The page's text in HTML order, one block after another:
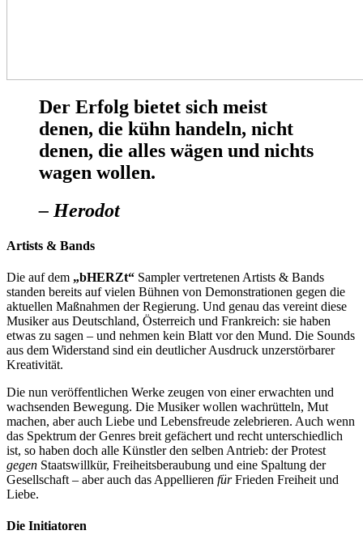
Der Erfolg bietet sich meist
denen, die kühn handeln, nicht
denen, die alles wägen und nichts
wagen wollen.
– Herodot
Artists & Bands
Die auf dem „bHERZt“ Sampler vertretenen Artists & Bands
standen bereits auf vielen Bühnen von Demonstrationen gegen die
aktuellen Maßnahmen der Regierung. Und genau das vereint diese
Musiker aus Deutschland, Österreich und Frankreich: sie haben
etwas zu sagen – und nehmen kein Blatt vor den Mund. Die Sounds
aus dem Widerstand sind ein deutlicher Ausdruck unzerstörbarer
Kreativität.
Die nun veröffentlichen Werke zeugen von einer erwachten und
wachsenden Bewegung. Die Musiker wollen wachrütteln, Mut
machen, aber auch Liebe und Lebensfreude zelebrieren. Auch wenn
das Spektrum der Genres breit gefächert und recht unterschiedlich
ist, so haben doch alle Künstler den selben Antrieb: der Protest
gegen Staatswillkür, Freiheitsberaubung und eine Spaltung der
Gesellschaft – aber auch das Appellieren fürFrieden Freiheit und
Liebe.
Die Initiatoren